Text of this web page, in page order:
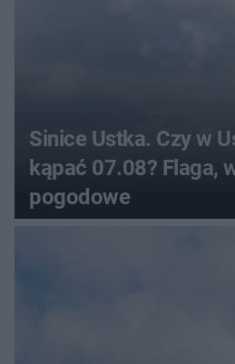
Sinice Ustka. Czy w
kąpać 07.08? Flaga,
pogodowe